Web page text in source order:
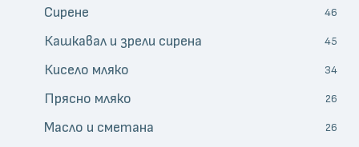
Сирене
46
Кашкавал и зрели сирена 45
Кисело мляко 34
Прясно мляко 26
Масло и сметана 26